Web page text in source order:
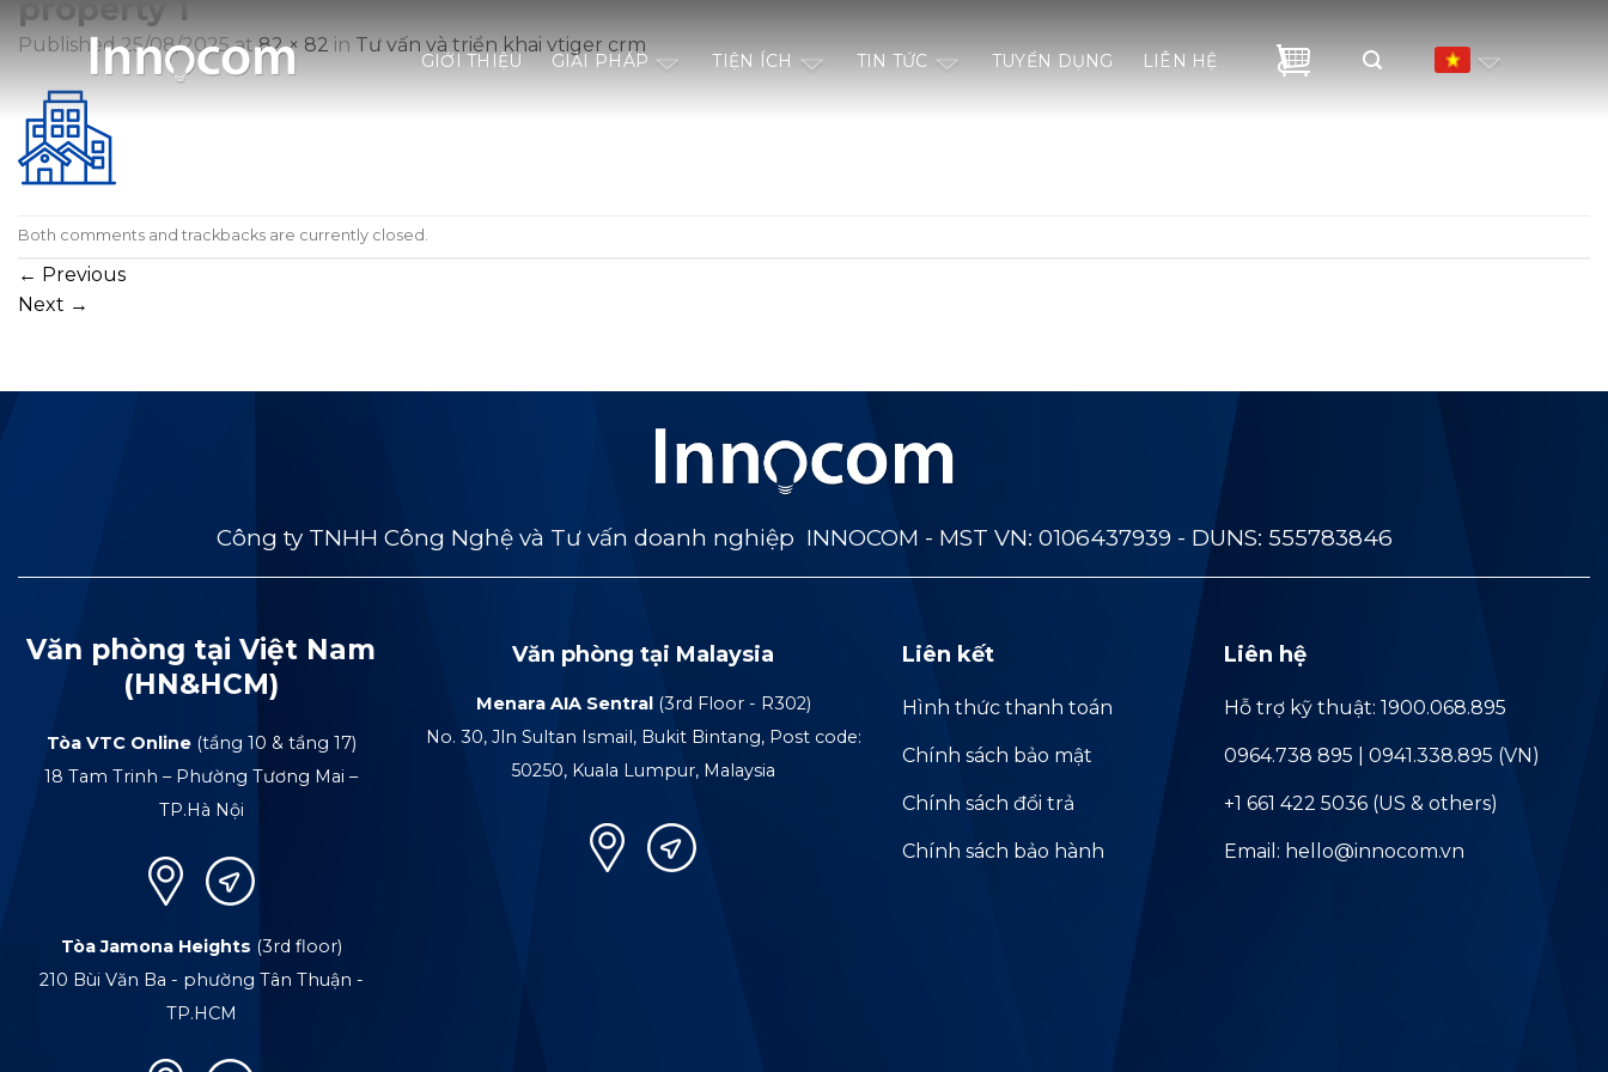
Skip
GIỚI THIỆU GIẢI PHÁP TIỆN ÍCH TIN TỨC TUYỂN DỤNG LIÊN HỆ
property 1
Published25/08/2025at82 × 82 in Tư vấn và triển khai vtiger crm
Both comments and trackbacks are currently closed.
← Previous
Next →
Công ty TNHH Công Nghệ và Tư vấn doanh nghiệp INNOCOM - MST VN: 0106437939 - DUNS: 555783846
Văn phòng tại Việt Nam
(HN&HCM)
Tòa VTC Online(tầng 10 & tầng 17)
18 Tam Trinh – Phường Tương Mai –
TP.Hà Nội
Tòa Jamona Heights (3rd floor)
210 Bùi Văn Ba - phường Tân Thuận -
TP.HCM
Văn phòng tại Malaysia
Menara AIA Sentral (3rd Floor - R302)
No. 30, Jln Sultan Ismail, Bukit Bintang, Post code:
50250, Kuala Lumpur, Malaysia
Liên kết
Hình thức thanh toán
Chính sách bảo mật
Chính sách đổi trả
Chính sách bảo hành
Liên hệ
Hỗ trợ kỹ thuật: 1900.068.895
0964.738 895 | 0941.338.895 (VN)
+1 661 422 5036 (US & others)
Email: hello@innocom.vn